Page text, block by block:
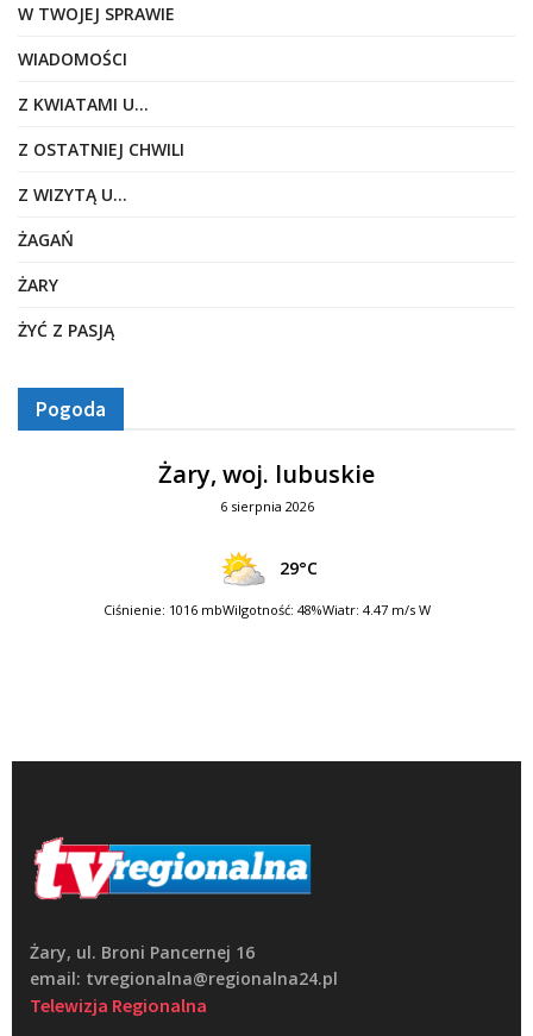
W TWOJEJ SPRAWIE
WIADOMOŚCI
Z KWIATAMI U…
Z OSTATNIEJ CHWILI
Z WIZYTĄ U…
ŻAGAŃ
ŻARY
ŻYĆ Z PASJĄ
Pogoda
Żary, woj. lubuskie
6 sierpnia 2026
29°C
Ciśnienie: 1016 mbWilgotność: 48%Wiatr: 4.47 m/s W
Żary, ul. Broni Pancernej 16
email: tvregionalna@regionalna24.pl
Telewizja Regionalna